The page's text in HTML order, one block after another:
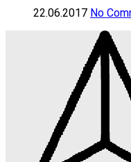
22.06.2017 No